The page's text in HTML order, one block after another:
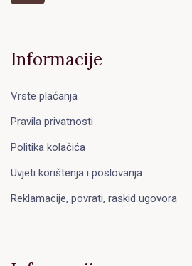
Informacije
Vrste plaćanja
Pravila privatnosti
Politika kolačića
Uvjeti korištenja i poslovanja
Reklamacije, povrati, raskid ugovora